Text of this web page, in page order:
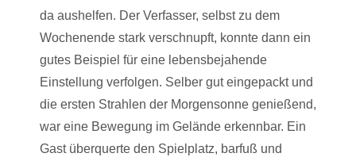
da aushelfen. Der Verfasser, selbst zu dem
Wochenende stark verschnupft, konnte dann ein
gutes Beispiel für eine lebensbejahende
Einstellung verfolgen. Selber gut eingepackt und
die ersten Strahlen der Morgensonne genießend,
war eine Bewegung im Gelände erkennbar. Ein
Gast überquerte den Spielplatz, barfuß und